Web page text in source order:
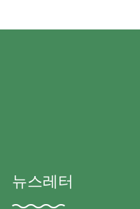
뉴스레터